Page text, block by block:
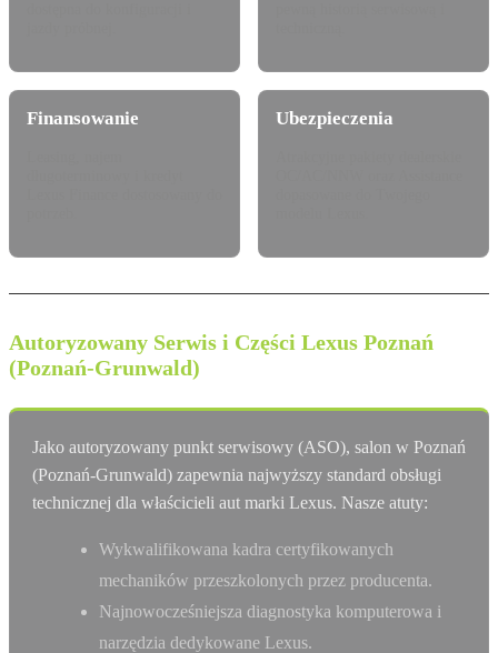
Finansowanie Ubezpieczenia
Autoryzowany Serwis i Części Lexus Poznań
(Poznań-Grunwald)
Jako autoryzowany punkt serwisowy (ASO), salon w Poznań
(Poznań-Grunwald) zapewnia najwyższy standard obsługi
technicznej dla właścicieli aut marki Lexus. Nasze atuty:
Wykwalifikowana kadra certyfikowanych
mechaników przeszkolonych przez producenta.
Najnowocześniejsza diagnostyka komputerowa i
narzędzia dedykowane Lexus.